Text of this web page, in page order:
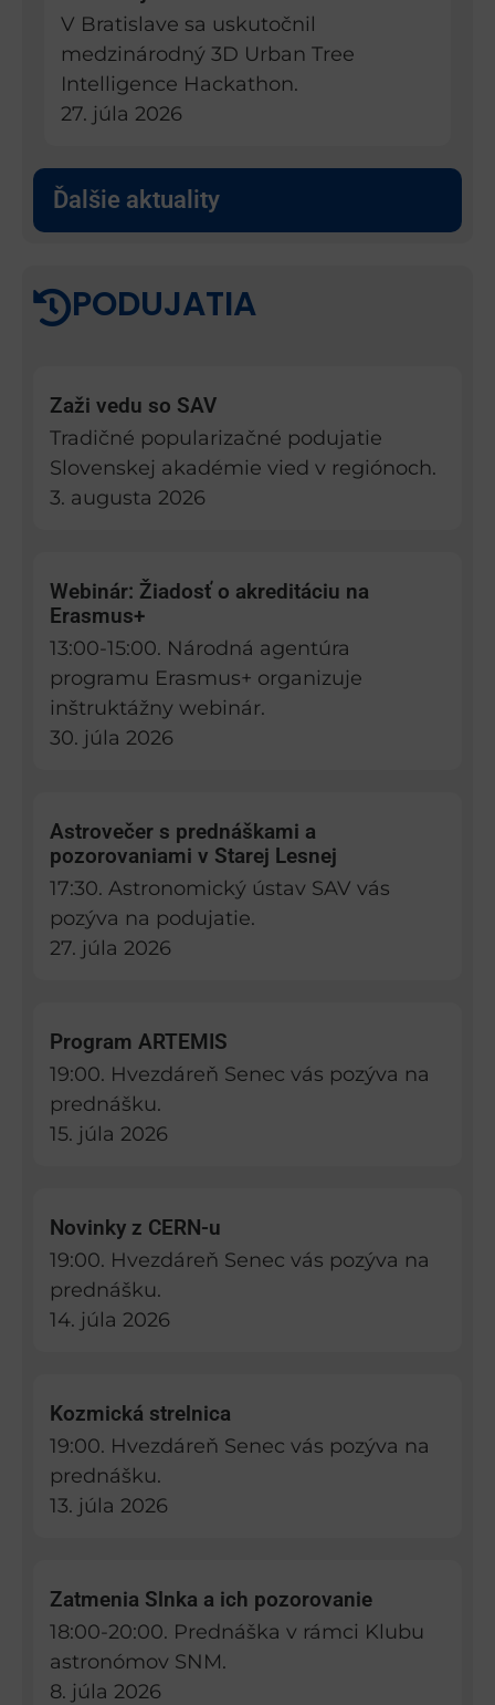
V Bratislave sa uskutočnil
medzinárodný 3D Urban Tree
Intelligence Hackathon.
27. júla 2026
Ďalšie aktuality
PODUJATIA
Zaži vedu so SAV
Tradičné popularizačné podujatie
Slovenskej akadémie vied v regiónoch.
3. augusta 2026
Webinár: Žiadosť o akreditáciu na
Erasmus+
13:00-15:00. Národná agentúra
programu Erasmus+ organizuje
inštruktážny webinár.
30. júla 2026
Astrovečer s prednáškami a
pozorovaniami v Starej Lesnej
17:30. Astronomický ústav SAV vás
pozýva na podujatie.
27. júla 2026
Program ARTEMIS
19:00. Hvezdáreň Senec vás pozýva na
prednášku.
15. júla 2026
Novinky z CERN-u
19:00. Hvezdáreň Senec vás pozýva na
prednášku.
14. júla 2026
Kozmická strelnica
19:00. Hvezdáreň Senec vás pozýva na
prednášku.
13. júla 2026
Zatmenia Slnka a ich pozorovanie
18:00-20:00. Prednáška v rámci Klubu
astronómov SNM.
8. júla 2026